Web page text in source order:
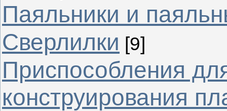
Паяльники и
Сверлилки [9]
Приспособления
конструирования